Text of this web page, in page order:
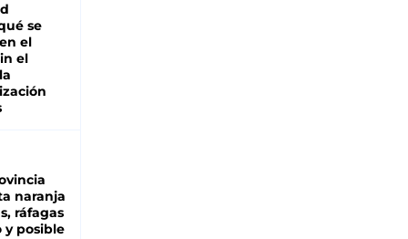
se
el
el
naranja
ráfagas
y posible